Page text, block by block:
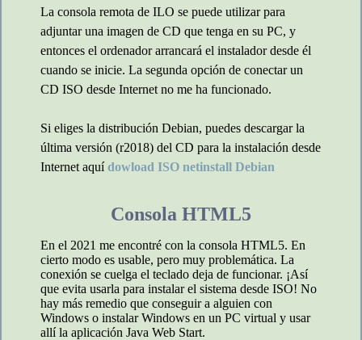
La consola remota de ILO se puede utilizar para
adjuntar una imagen de CD que tenga en su PC, y
entonces el ordenador arrancará el instalador desde él
cuando se inicie. La segunda opción de conectar un
CD ISO desde Internet no me ha funcionado.
Si eliges la distribución Debian, puedes descargar la
última versión (r2018) del CD para la instalación desde
Internet aquídowload ISO netinstall Debian
Consola HTML5
En el 2021 me encontré con la consola HTML5. En
cierto modo es usable, pero muy problemática. La
conexión se cuelga el teclado deja de funcionar. ¡Así
que evita usarla para instalar el sistema desde ISO! No
hay más remedio que conseguir a alguien con
Windows o instalar Windows en un PC virtual y usar
allí la aplicación Java Web Start.